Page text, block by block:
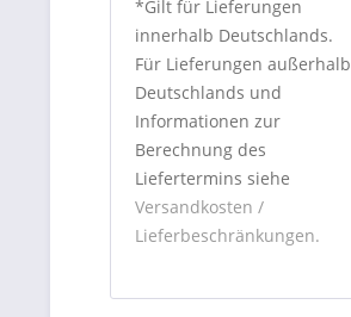
*Gilt für Lieferungen
innerhalb Deutschlands.
Für Lieferungen außerhalb
Deutschlands und
Informationen zur
Berechnung des
Liefertermins siehe
Versandkosten /
Lieferbeschränkungen.